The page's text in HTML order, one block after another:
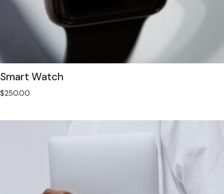
Smart Watch
$250.00